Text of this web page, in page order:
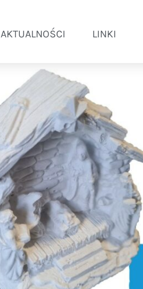
AKTUALNOŚCI LINKI